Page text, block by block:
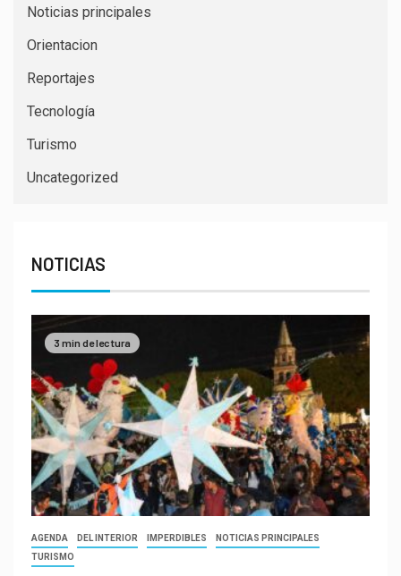
Noticias principales
Orientacion
Reportajes
Tecnología
Turismo
Uncategorized
NOTICIAS
3 min de lectura
AGENDA DEL INTERIOR IMPERDIBLES
NOTICIAS PRINCIPALES
TURISMO